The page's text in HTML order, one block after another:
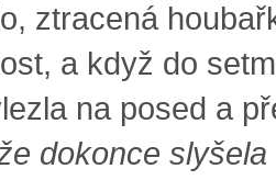
ztracená
a když do
na posed a
dokonce